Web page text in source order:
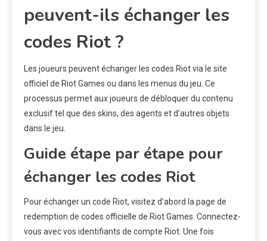
peuvent-ils échanger les
codes Riot ?
Les joueurs peuvent échanger les codes Riot via le site
officiel de Riot Games ou dans les menus du jeu. Ce
processus permet aux joueurs de débloquer du contenu
exclusif tel que des skins, des agents et d’autres objets
dans le jeu.
Guide étape par étape pour
échanger les codes Riot
Pour échanger un code Riot, visitez d’abord la page de
redemption de codes officielle de Riot Games. Connectez-
vous avec vos identifiants de compte Riot. Une fois